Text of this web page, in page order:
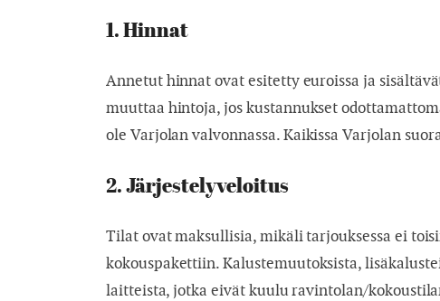
1. Hinnat
Annetut hinnat ovat esitetty euroissa ja
muuttaa hintoja, jos kustannukset
ole Varjolan valvonnassa. Kaikissa Varjolan
2. Järjestelyveloitus
Tilat ovat maksullisia, mikäli tarjouksessa ei
kokouspakettiin. Kalustemuutoksista,
laitteista, jotka eivät kuulu ravintolan/